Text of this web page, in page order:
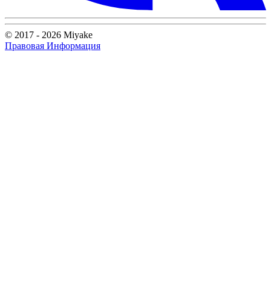
© 2017 - 2026 Miyake
Правовая Информация